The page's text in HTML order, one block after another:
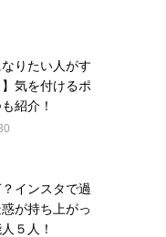
なりたい人がす
気を付けるポ
紹介！
インスタで過
が持ち上がっ
５人！